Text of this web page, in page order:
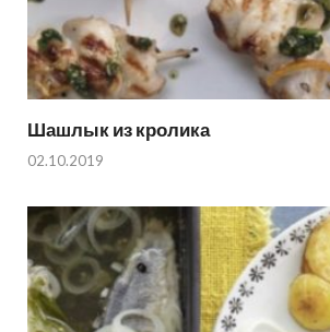
Шашлык из кролика
02.10.2019